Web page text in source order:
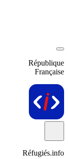
République
Française
Réfugiés.info